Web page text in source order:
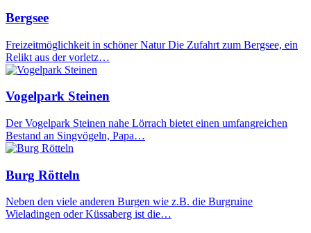
Bergsee
Freizeitmöglichkeit in schöner Natur Die Zufahrt zum Bergsee, ein
Relikt aus der vorletz…
Vogelpark Steinen
Der Vogelpark Steinen nahe Lörrach bietet einen umfangreichen
Bestand an Singvögeln, Papa…
Burg Rötteln
Neben den viele anderen Burgen wie z.B. die Burgruine
Wieladingen oder Küssaberg ist die…